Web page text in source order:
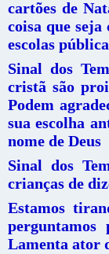
cartões de
coisa que seja
escolas
Sinal dos
cristã são
Podem
sua escolha
nome de Deus
Sinal dos
crianças de
Estamos
perguntamos
Lamenta ator